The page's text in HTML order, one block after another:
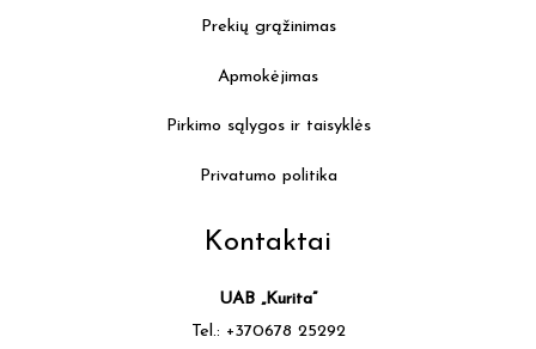
Prekių grąžinimas
Apmokėjimas
Pirkimo sąlygos ir taisyklės
Privatumo politika
Kontaktai
UAB „Kurita”
Tel.: +370678 25292